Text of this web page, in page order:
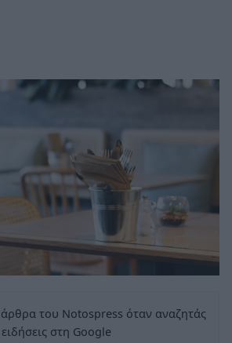
του Notospress όταν αναζητάς
ειδήσεις στη Google